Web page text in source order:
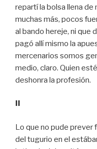
repartí la bolsa llena
muchas más, pocos
al bando hereje, ni que
pagó allí mismo la
mercenarios somos
medio, claro. Quien
deshonra la profesión.
II
Lo que no pude prever
del tugurio en el